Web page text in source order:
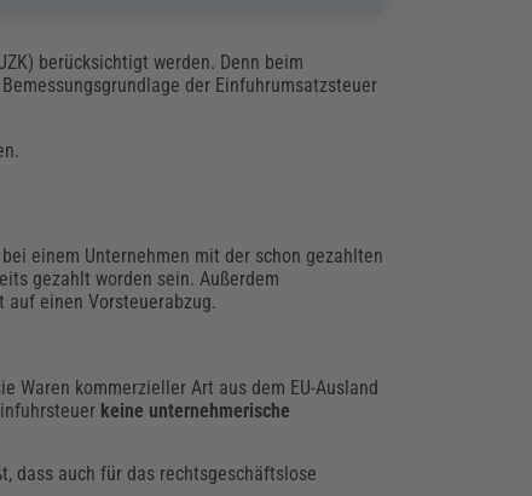
berücksichtigt werden. Denn beim
der Einfuhrumsatzsteuer
einem Unternehmen mit der schon gezahlten
gezahlt worden sein. Außerdem
auf einen Vorsteuerabzug.
Waren kommerzieller Art aus dem EU-Ausland
keine unternehmerische
dass auch für das rechtsgeschäftslose